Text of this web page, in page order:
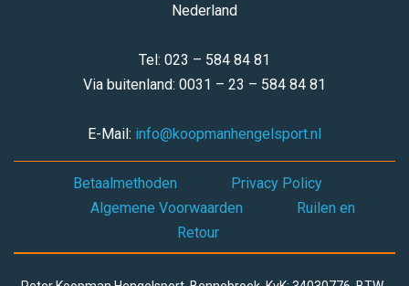
Nederland
Tel: 023 – 584 84 81
Via buitenland: 0031 – 23 – 584 84 81
E-Mail: info@koopmanhengelsport.nl
Betaalmethoden
Privacy Policy
Algemene Voorwaarden
Ruilen en
Retour